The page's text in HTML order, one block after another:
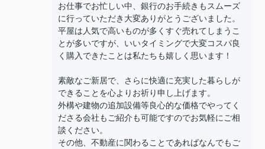
お仕事でお忙しい中、銀行のお手続きもスムーズ
に行っていただき大変ありがとうございました。
平屋は人気で高いものが多くすぐ売れてしまうこ
とが多いですが、いいタイミングで大変コスパ良
く購入できたことは私たちも嬉しく思います！
素敵なご新居で、さらに快適に充実した暮らしが
できることを心よりお祈り申し上げます。
外構や建物の追加設備等良心的な価格でやってく
ださる会社もご紹介も可能ですのでお気軽にご相
談ください。
その他、不動産に関わることであればなんでもご